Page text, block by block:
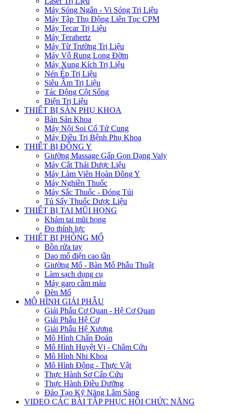
Máy Sóng Ngắn - Vi Sóng Trị Liệu
Máy Tập Thụ Động Liên Tục CPM
Máy Tecar Trị Liệu
Máy Terahertz
Máy Từ Trường Trị Liệu
Máy Vỗ Rung Long Đờm
Máy Xung Kích Trị Liệu
Nén Ép Trị Liệu
Siêu Âm Trị Liệu
Tác Động Cột Sống
Điện Trị Liệu
THIẾT BỊ SẢN PHỤ KHOA
Bàn Sản Khoa
Máy Nội Soi Cổ Tử Cung
Máy Điều Trị Bệnh Phụ Khoa
THIẾT BỊ ĐÔNG Y
Giường Massage Gấp Gọn Dạng Valy
Máy Cắt Thái Dược Liệu
Máy Làm Viên Hoàn Đông Y
Máy Nghiền Thuốc
Máy Sắc Thuốc - Đóng Túi
Tủ Sấy Thuốc Dược Liệu
THIẾT BỊ TAI MŨI HỌNG
Khám tai mũi họng
Đo thính lực
THIẾT BỊ PHÒNG MỔ
Bồn rửa tay
Dao mổ điện cao tần
Giường Mổ - Bàn Mổ Phẫu Thuật
Làm sạch dụng cụ
Máy garo cầm máu
Đèn Mổ
MÔ HÌNH GIẢI PHẪU
Giải Phẫu Cơ Quan - Hệ Cơ Quan
Giải Phẫu Hệ Cơ
Giải Phẫu Hệ Xương
Mô Hình Chẩn Đoán
Mô Hình Huyệt Vị - Châm Cứu
Mô Hình Nhi Khoa
Mô Hình Động - Thực Vật
Thực Hành Sơ Cấp Cứu
Thực Hành Điều Dưỡng
Đào Tạo Kỹ Năng Lâm Sàng
VIDEO CÁC BÀI TẬP PHỤC HỒI CHỨC NĂNG